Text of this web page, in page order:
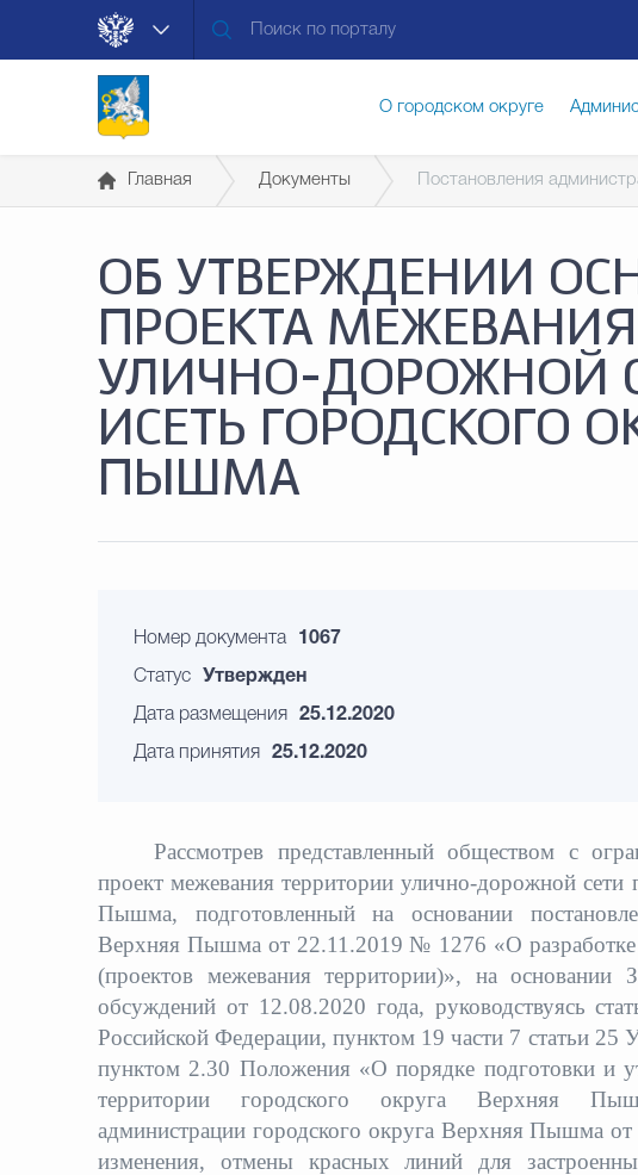
О городском округе
Муниципальные услуги
Общественная безопасность
Главная Документы Постановления
ОБ УТВЕРЖДЕНИИ
ПРОЕКТА
УЛИЧНО-ДОРОЖНОЙ
ИСЕТЬ ГОРОДСКОГО
ПЫШМА
Номер документа 1067
Статус Утвержден
Дата размещения 25.12.2020
Дата принятия 25.12.2020
Рассмотрев представленный обществом с
проект межевания территории улично-дорожной сети
Пышма, подготовленный на основании
Верхняя Пышма от 22.11.2019 № 1276 «О разработке
(проектов межевания территории)», на основании
обсуждений от 12.08.2020 года, руководствуясь
Российской Федерации, пунктом 19 части 7 статьи 25
пунктом 2.30 Положения «О порядке подготовки и
территории городского округа Верхняя
администрации городского округа Верхняя Пышма
изменения, отмены красных линий для